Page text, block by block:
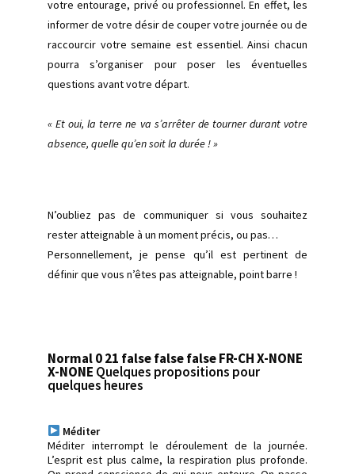
votre entourage, privé ou professionnel. En effet, les
informer de votre désir de couper votre journée ou de
raccourcir votre semaine est essentiel. Ainsi chacun
pourra s’organiser pour poser les éventuelles
questions avant votre départ.
« Et oui, la terre ne va s’arrêter de tourner durant votre
absence, quelle qu’en soit la durée ! »
N’oubliez pas de communiquer si vous souhaitez
rester atteignable à un moment précis, ou pas…
Personnellement, je pense qu’il est pertinent de
définir que vous n’êtes pas atteignable, point barre !
Normal 0 21 false false false FR-CH X-NONE
X-NONE Quelques propositions pour
quelques heures
Méditer
Méditer interrompt le déroulement de la journée.
L’esprit est plus calme, la respiration plus profonde.